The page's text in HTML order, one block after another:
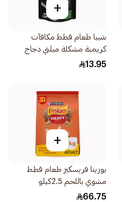
+
شيبا طعام قطط مكافآت
كريمية مشكلة ميلتي دجاج
وسمك أبيض 48×12جرام
13.95
+
بورينا فريسكيز طعام قطط
مشوي باللحم 2.5كيلو
66.75